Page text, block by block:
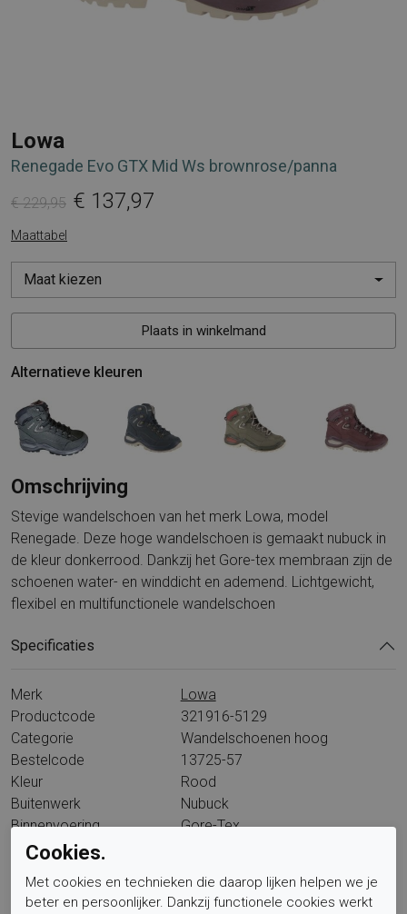
Lowa
Renegade Evo GTX Mid Ws brownrose/panna
€ 229,95 € 137,97
Maattabel
Maat kiezen
Plaats in winkelmand
Alternatieve kleuren
Omschrijving
Stevige wandelschoen van het merk Lowa, model
Renegade. Deze hoge wandelschoen is gemaakt nubuck in
de kleur donkerrood. Dankzij het Gore-tex membraan zijn de
schoenen water- en winddicht en ademend. Lichtgewicht,
flexibel en multifunctionele wandelschoen
Specificaties
Merk
Lowa
Productcode
321916-5129
Categorie
Wandelschoenen hoog
Bestelcode
13725-57
Kleur
Rood
Buitenwerk
Nubuck
Binnenvoering
Gore-Tex
Materiaal zool
Type binnenzool
Los
Cookies.
Met cookies en technieken die daarop lijken helpen we je
beter en persoonlijker. Dankzij functionele cookies werkt